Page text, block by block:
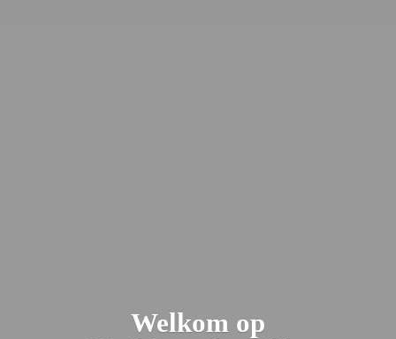
Welkom op